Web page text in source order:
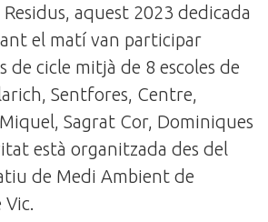
aquest 2023 dedicada
el matí van participar
de cicle mitjà de 8 escoles de
Sentfores, Centre,
Sagrat Cor, Dominiques
està organitzada des del
de Medi Ambient de